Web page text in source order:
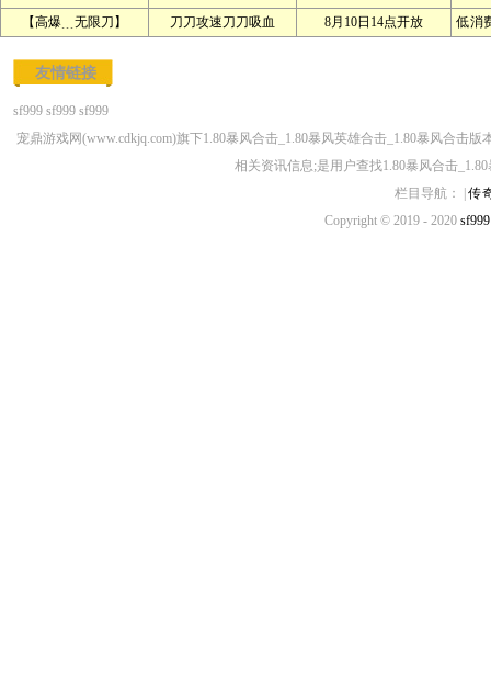
【高爆﹍无限刀】 刀刀攻速刀刀吸血 8月10日14点开放 低消
友情链接
sf999 sf999 sf999
宠鼎游戏网(www.cdkjq.com)旗下1.80暴风合击_1.80暴风英雄合击_1.80暴风合击
相关资讯信息;是用户查找1.80暴风合击
栏目导航： |传
Copyright © 2019 - 2020 sf999